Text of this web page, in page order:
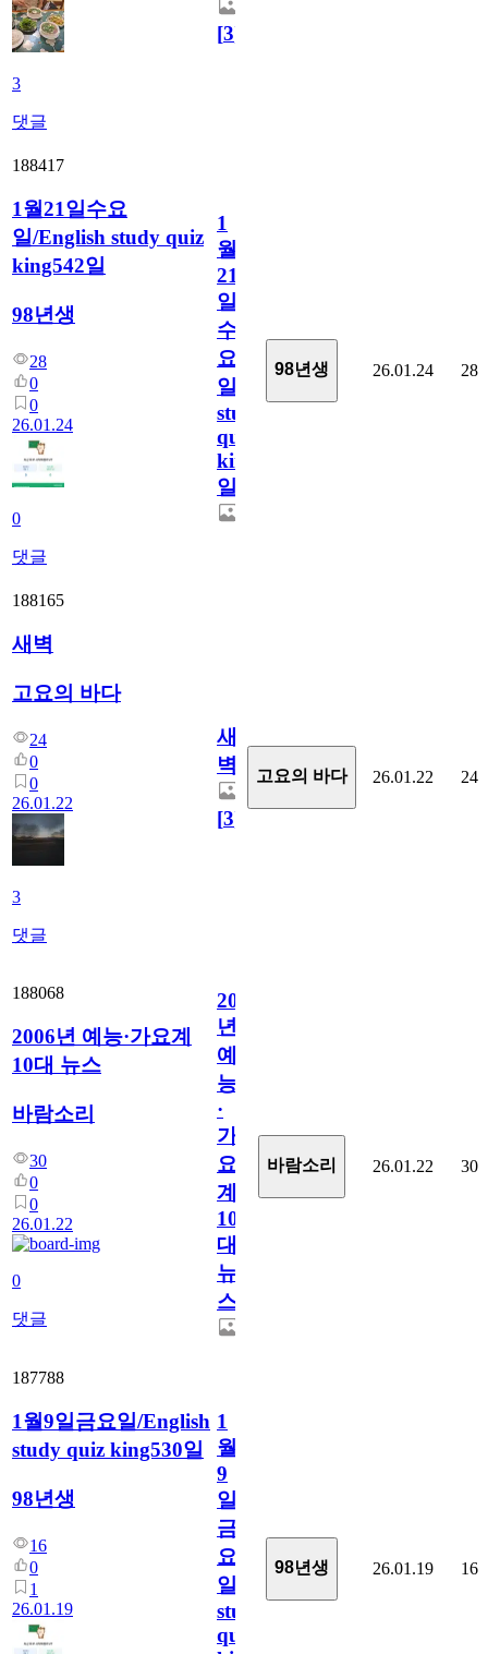
3
댓글
[3]
188417
1월21일수요
일/English study quiz
king542일
98년생
28
0
0
26.01.24
0
댓글
1
월
21
일
수
요
일/English
study
quiz
king542
일
98년생 26.01.24 28
188165
새벽
고요의 바다
24
0
0
26.01.22
3
댓글
새
벽
[3]
고요의 바다 26.01.22 24
188068
2006년 예능·가요계
10대 뉴스
바람소리
30
0
0
26.01.22
0
댓글
2006
년
예
능
·
가
요
계
10
대
뉴
스
바람소리 26.01.22 30
187788
1월9일금요일/English
study quiz king530일
98년생
16
0
1
26.01.19
1
월
9
일
금
요
일/English
study
quiz
98년생 26.01.19 16